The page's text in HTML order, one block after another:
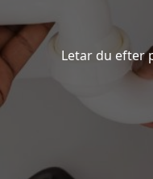
Letar du efter